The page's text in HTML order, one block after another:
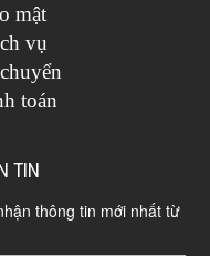
mật
vụ
toán
TIN
thông tin mới nhất từ